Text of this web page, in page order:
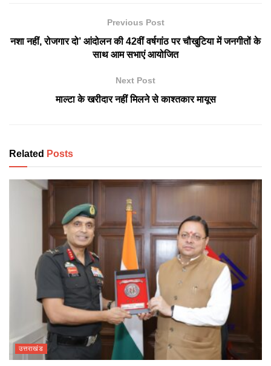
Previous Post
नशा नहीं, रोजगार दो’ आंदोलन की 42वीं वर्षगांठ पर चौखुटिया में जनगीतों के
साथ आम सभाएं आयोजित
Next Post
माल्टा के खरीदार नहीं मिलने से काश्तकार मायूस
Related Posts
उत्तराखंड